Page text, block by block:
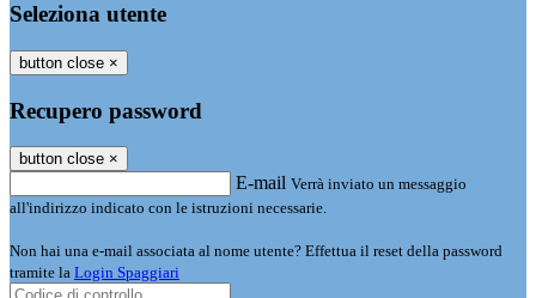
Seleziona utente
button close ×
Recupero password
button close ×
E-mail Verrà inviato un messaggio
all'indirizzo indicato con le istruzioni necessarie.
Non hai una e-mail associata al nome utente? Effettua il reset della password
tramite la Login Spaggiari